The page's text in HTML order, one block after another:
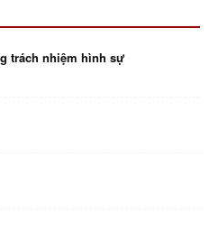
trách nhiệm hình sự